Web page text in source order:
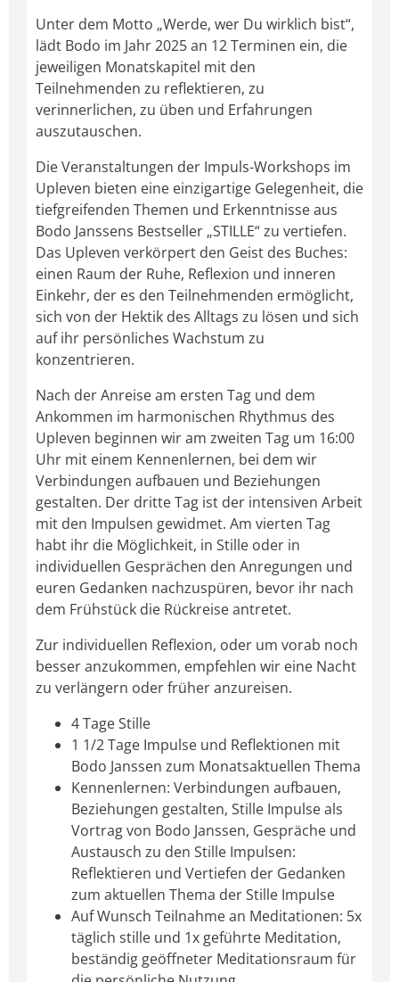
Unter dem Motto „Werde, wer Du wirklich bist“,
lädt Bodo im Jahr 2025 an 12 Terminen ein, die
jeweiligen Monatskapitel mit den
Teilnehmenden zu reflektieren, zu
verinnerlichen, zu üben und Erfahrungen
auszutauschen.
Die Veranstaltungen der Impuls-Workshops im
Upleven bieten eine einzigartige Gelegenheit, die
tiefgreifenden Themen und Erkenntnisse aus
Bodo Janssens Bestseller „STILLE“ zu vertiefen.
Das Upleven verkörpert den Geist des Buches:
einen Raum der Ruhe, Reflexion und inneren
Einkehr, der es den Teilnehmenden ermöglicht,
sich von der Hektik des Alltags zu lösen und sich
auf ihr persönliches Wachstum zu
konzentrieren.
Nach der Anreise am ersten Tag und dem
Ankommen im harmonischen Rhythmus des
Upleven beginnen wir am zweiten Tag um 16:00
Uhr mit einem Kennenlernen, bei dem wir
Verbindungen aufbauen und Beziehungen
gestalten. Der dritte Tag ist der intensiven Arbeit
mit den Impulsen gewidmet. Am vierten Tag
habt ihr die Möglichkeit, in Stille oder in
individuellen Gesprächen den Anregungen und
euren Gedanken nachzuspüren, bevor ihr nach
dem Frühstück die Rückreise antretet.
Zur individuellen Reflexion, oder um vorab noch
besser anzukommen, empfehlen wir eine Nacht
zu verlängern oder früher anzureisen.
4 Tage Stille
1 1/2 Tage Impulse und Reflektionen mit
Bodo Janssen zum Monatsaktuellen Thema
Kennenlernen: Verbindungen aufbauen,
Beziehungen gestalten, Stille Impulse als
Vortrag von Bodo Janssen, Gespräche und
Austausch zu den Stille Impulsen:
Reflektieren und Vertiefen der Gedanken
zum aktuellen Thema der Stille Impulse
Auf Wunsch Teilnahme an Meditationen: 5x
täglich stille und 1x geführte Meditation,
beständig geöffneter Meditationsraum für